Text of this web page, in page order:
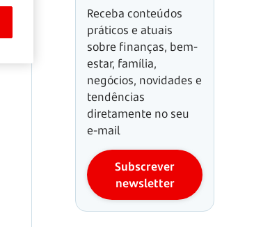
Receba conteúdos
práticos e atuais
sobre finanças, bem-
estar, família,
negócios, novidades e
tendências
diretamente no seu
e-mail
Subscrever
newsletter